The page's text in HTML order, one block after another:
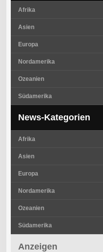
Afrika
Asien
Europa
Nordamerika
Ozeanien
Südamerika
News-Kategorien
Afrika
Asien
Europa
Nordamerika
Ozeanien
Südamerika
Anzeigen